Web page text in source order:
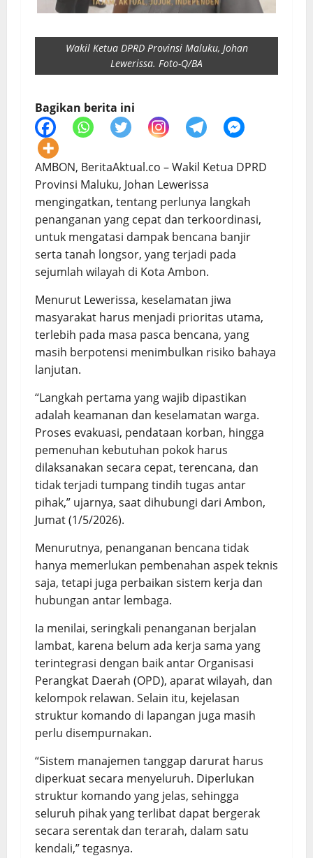
Wakil Ketua DPRD Provinsi Maluku, Johan
Lewerissa. Foto-Q/BA
Bagikan berita ini
AMBON, BeritaAktual.co – Wakil Ketua DPRD
Provinsi Maluku, Johan Lewerissa
mengingatkan, tentang perlunya langkah
penanganan yang cepat dan terkoordinasi,
untuk mengatasi dampak bencana banjir
serta tanah longsor, yang terjadi pada
sejumlah wilayah di Kota Ambon.
Menurut Lewerissa, keselamatan jiwa
masyarakat harus menjadi prioritas utama,
terlebih pada masa pasca bencana, yang
masih berpotensi menimbulkan risiko bahaya
lanjutan.
“Langkah pertama yang wajib dipastikan
adalah keamanan dan keselamatan warga.
Proses evakuasi, pendataan korban, hingga
pemenuhan kebutuhan pokok harus
dilaksanakan secara cepat, terencana, dan
tidak terjadi tumpang tindih tugas antar
pihak,” ujarnya, saat dihubungi dari Ambon,
Jumat (1/5/2026).
Menurutnya, penanganan bencana tidak
hanya memerlukan pembenahan aspek teknis
saja, tetapi juga perbaikan sistem kerja dan
hubungan antar lembaga.
Ia menilai, seringkali penanganan berjalan
lambat, karena belum ada kerja sama yang
terintegrasi dengan baik antar Organisasi
Perangkat Daerah (OPD), aparat wilayah, dan
kelompok relawan. Selain itu, kejelasan
struktur komando di lapangan juga masih
perlu disempurnakan.
“Sistem manajemen tanggap darurat harus
diperkuat secara menyeluruh. Diperlukan
struktur komando yang jelas, sehingga
seluruh pihak yang terlibat dapat bergerak
secara serentak dan terarah, dalam satu
kendali,” tegasnya.